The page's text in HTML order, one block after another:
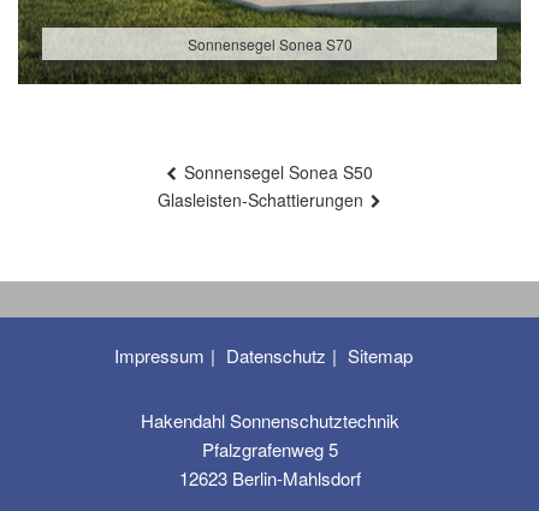
Sonnensegel Sonea S70
Sonnensegel Sonea S50
Glasleisten-Schattierungen
Impressum Datenschutz Sitemap
Hakendahl Sonnenschutztechnik
Pfalzgrafenweg 5
12623 Berlin-Mahlsdorf